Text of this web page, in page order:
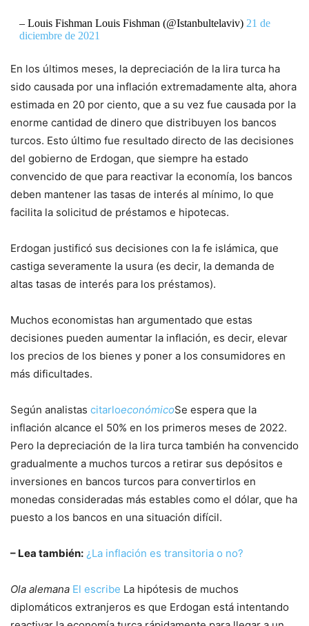
– Louis Fishman Louis Fishman (@Istanbultelaviv) 21 de
diciembre de 2021
En los últimos meses, la depreciación de la lira turca ha
sido causada por una inflación extremadamente alta, ahora
estimada en 20 por ciento, que a su vez fue causada por la
enorme cantidad de dinero que distribuyen los bancos
turcos. Esto último fue resultado directo de las decisiones
del gobierno de Erdogan, que siempre ha estado
convencido de que para reactivar la economía, los bancos
deben mantener las tasas de interés al mínimo, lo que
facilita la solicitud de préstamos e hipotecas.
Erdogan justificó sus decisiones con la fe islámica, que
castiga severamente la usura (es decir, la demanda de
altas tasas de interés para los préstamos).
Muchos economistas han argumentado que estas
decisiones pueden aumentar la inflación, es decir, elevar
los precios de los bienes y poner a los consumidores en
más dificultades.
Según analistas citarloeconómicoSe espera que la
inflación alcance el 50% en los primeros meses de 2022.
Pero la depreciación de la lira turca también ha convencido
gradualmente a muchos turcos a retirar sus depósitos e
inversiones en bancos turcos para convertirlos en
monedas consideradas más estables como el dólar, que ha
puesto a los bancos en una situación difícil.
– Lea también: ¿La inflación es transitoria o no?
Ola alemana El escribe La hipótesis de muchos
diplomáticos extranjeros es que Erdogan está intentando